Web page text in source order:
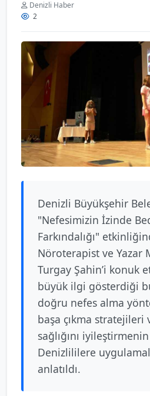
Denizli Haber
2
Denizli Büyükşehir
"Nefesimizin İzinde
Farkındalığı"
Nöroterapist ve Yazar
Turgay Şahin’i konuk
büyük ilgi gösterdiği
doğru nefes alma
başa çıkma stratejileri
sağlığını
Denizlililere
anlatıldı.